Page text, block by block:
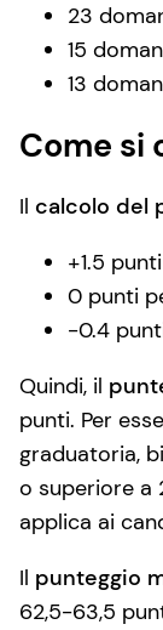
23
15
13
Come si
Il calcolo del
+1.5
0 punti
-0.4
Quindi, il
punti. Per
graduatoria,
o superiore a
applica ai
Il punteggio
62,5-63,5